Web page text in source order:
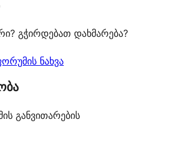
გჭირდებათ დახმარება?
ნახვა
განვითარების